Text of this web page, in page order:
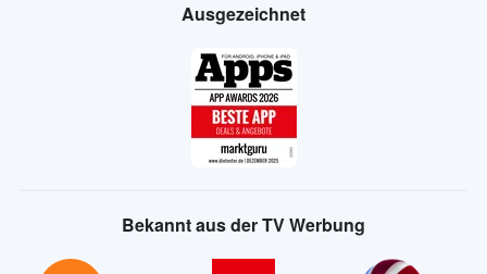
Ausgezeichnet
Bekannt aus der TV Werbung